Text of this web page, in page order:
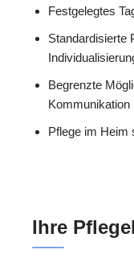
Festgelegtes
Standardisierte
Begrenzte
Kommunikation
Pflege im Heim
Ihre